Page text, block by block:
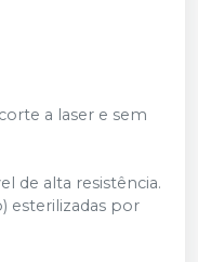
a laser e sem
de alta resistência.
esterilizadas por